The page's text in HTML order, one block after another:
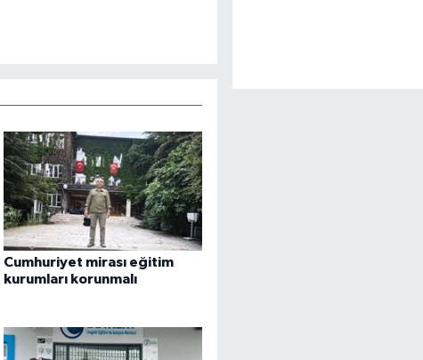
Cumhuriyet mirası eğitim
kurumları korunmalı